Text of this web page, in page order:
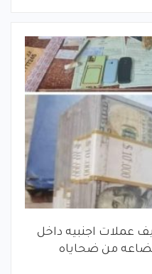
عملات اجنبيه داخل
من ضحاياه